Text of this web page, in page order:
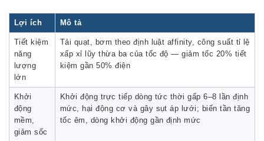
Lợi ích Mô tả
Tiết kiệm
năng
lượng
lớn
Tải quạt, bơm theo định luật affinity, công suất tỉ lệ
xấp xỉ lũy thừa ba của tốc độ — giảm tốc 20% tiết
kiệm gần 50% điện
Khởi
động
mềm,
giảm sốc
Khởi động trực tiếp dòng tức thời gấp 6–8 lần định
mức, hại động cơ và gây sụt áp lưới; biến tần tăng
tốc êm, dòng khởi động gần định mức